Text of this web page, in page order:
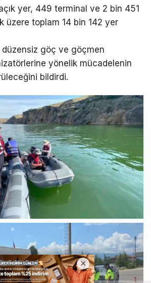
yer, 449 terminal ve 2 bin 451
üzere toplam 14 bin 142 yer
düzensiz göç ve göçmen
yönelik mücadelenin
bildirdi.